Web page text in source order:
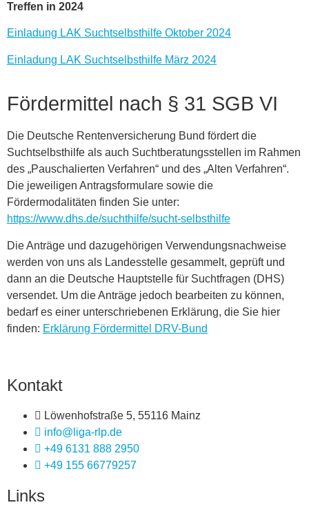
Treffen in 2024
Einladung LAK Suchtselbsthilfe Oktober 2024
Einladung LAK Suchtselbsthilfe März 2024
Fördermittel nach § 31 SGB VI
Die Deutsche Rentenversicherung Bund fördert die
Suchtselbsthilfe als auch Suchtberatungsstellen im Rahmen
des „Pauschalierten Verfahren“ und des „Alten Verfahren“.
Die jeweiligen Antragsformulare sowie die
Fördermodalitäten finden Sie unter:
https://www.dhs.de/suchthilfe/sucht-selbsthilfe
Die Anträge und dazugehörigen Verwendungsnachweise
werden von uns als Landesstelle gesammelt, geprüft und
dann an die Deutsche Hauptstelle für Suchtfragen (DHS)
versendet. Um die Anträge jedoch bearbeiten zu können,
bedarf es einer unterschriebenen Erklärung, die Sie hier
finden: Erklärung Fördermittel DRV-Bund
Kontakt
Löwenhofstraße 5, 55116 Mainz
info@liga-rlp.de
+49 6131 888 2950
+49 155 66779257
Links